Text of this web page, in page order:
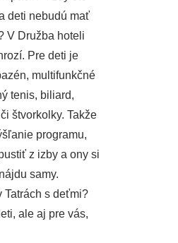
deti nebudú mať
V Družba hoteli
Pre deti je
multifunkčné
tenis, biliard,
štvorkolky. Takže
programu,
z izby a ony si
samy.
Tatrách s deťmi?
ale aj pre vás,